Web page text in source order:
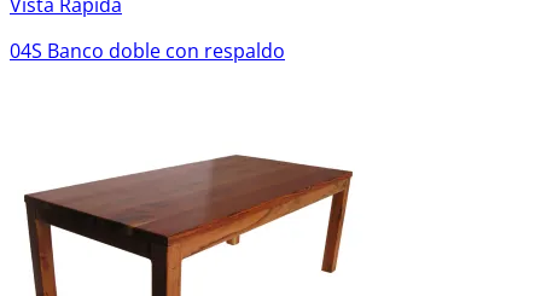
04S Banco doble con respaldo